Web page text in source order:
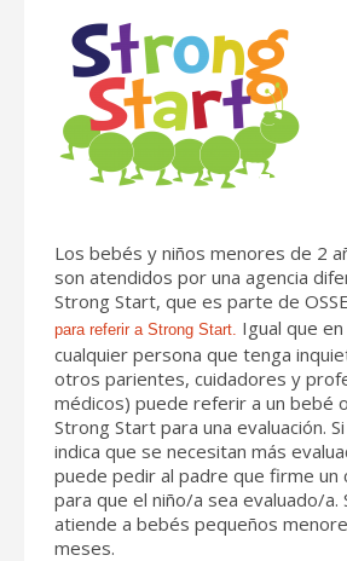
Los bebés y niños menores de 2
son atendidos por una agencia
Strong Start, que es parte de
para referir a Strong Start. Igual que
cualquier persona que tenga
otros parientes, cuidadores y
médicos) puede referir a un bebé
Strong Start para una evaluación.
indica que se necesitan más
puede pedir al padre que firme un
para que el niño/a sea evaluado/a.
atiende a bebés pequeños
meses.